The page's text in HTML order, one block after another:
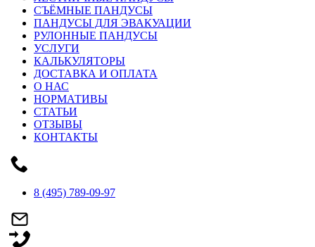
СЪЁМНЫЕ ПАНДУСЫ
ПАНДУСЫ ДЛЯ ЭВАКУАЦИИ
РУЛОННЫЕ ПАНДУСЫ
УСЛУГИ
КАЛЬКУЛЯТОРЫ
ДОСТАВКА И ОПЛАТА
О НАС
НОРМАТИВЫ
СТАТЬИ
ОТЗЫВЫ
КОНТАКТЫ
8 (495) 789-09-97